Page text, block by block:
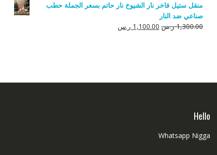
هو:
550.00 ر.س.
هو:
منقل ستيل فاخر نار الشيوخ نار حاتم بسعر الجملة حطب
صناعي ضد النار
1,300.00 ر.س السعر
1,100.00 ر.سالسعر
Hello
Whatsapp Nigga